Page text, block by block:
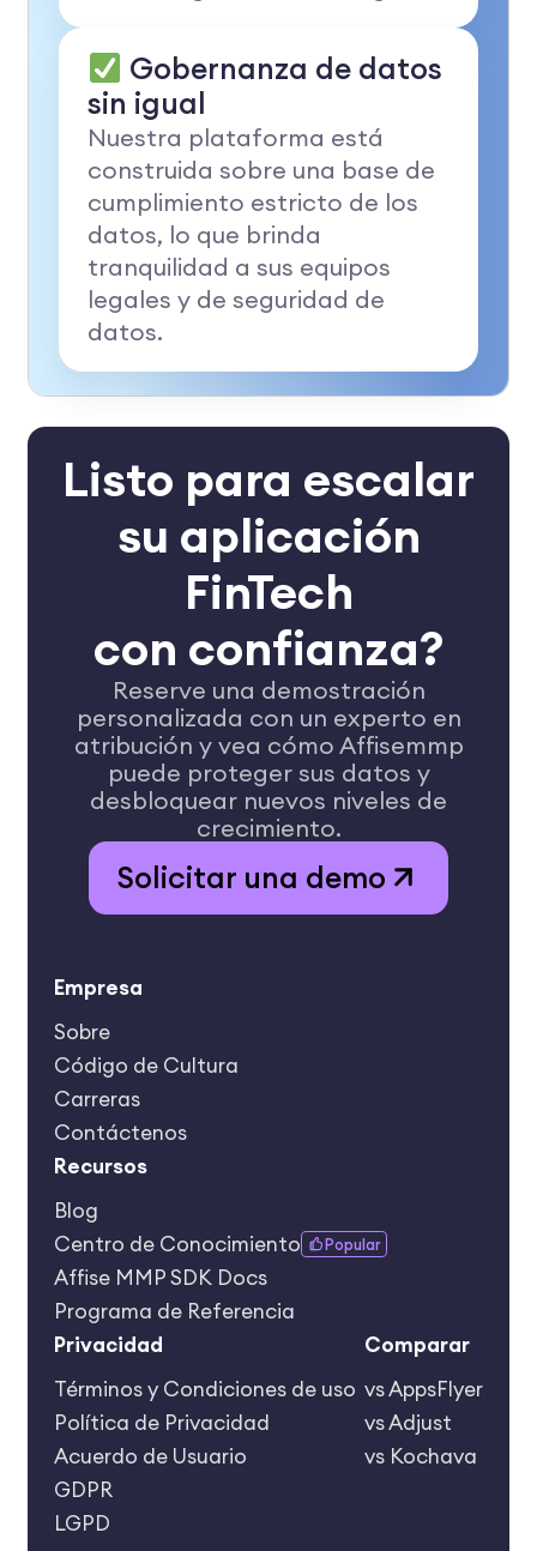
Gobernanza de datos
sin igual
Nuestra plataforma está
construida sobre una base de
cumplimiento estricto de los
datos, lo que brinda
tranquilidad a sus equipos
legales y de seguridad de
datos.
Listo para escalar
su aplicación
FinTech
con confianza?
Reserve una demostración
personalizada con un experto en
atribución y vea cómo Affisemmp
puede proteger sus datos y
desbloquear nuevos niveles de
crecimiento.
Solicitar una demo
Empresa
Sobre
Código de Cultura
Carreras
Contáctenos
Recursos
Blog
Centro de Conocimiento
Popular
Affise MMP SDK Docs
Programa de Referencia
Privacidad
Términos y Condiciones de uso
Política de Privacidad
Acuerdo de Usuario
GDPR
LGPD
Сomparar
vs AppsFlyer
vs Adjust
vs Kochava